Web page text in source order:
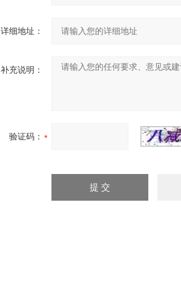
详细地址：
补充说明：
验证码：